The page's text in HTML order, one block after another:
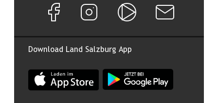
Download Land Salzburg App
App Land Salzburg im Apple App Store
App Land Salzburg im
Facebook Seite von Land Salzburg
Instagram Seite von Land Salzburg
Salzburg ONNewsletter